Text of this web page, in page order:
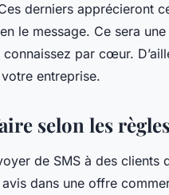
derniers apprécieront
le message. Ce sera
par cœur.
entreprise.
selon les
de SMS à des clients
dans une offre